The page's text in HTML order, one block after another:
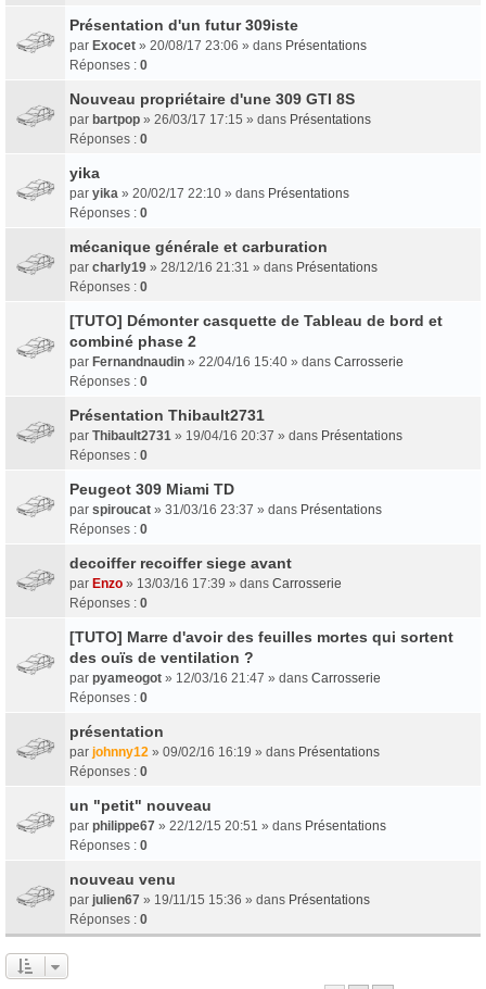
Présentation d'un futur 309iste
par Exocet » 20/08/17 23:06 » dans Présentations
Réponses : 0
Nouveau propriétaire d'une 309 GTI 8S
par bartpop » 26/03/17 17:15 » dans Présentations
Réponses : 0
yika
par yika » 20/02/17 22:10 » dans Présentations
Réponses : 0
mécanique générale et carburation
par charly19 » 28/12/16 21:31 » dans Présentations
Réponses : 0
[TUTO] Démonter casquette de Tableau de bord et
combiné phase 2
par Fernandnaudin » 22/04/16 15:40 » dans Carrosserie
Réponses : 0
Présentation Thibault2731
par Thibault2731 » 19/04/16 20:37 » dans Présentations
Réponses : 0
Peugeot 309 Miami TD
par spiroucat » 31/03/16 23:37 » dans Présentations
Réponses : 0
decoiffer recoiffer siege avant
par Enzo » 13/03/16 17:39 » dans Carrosserie
Réponses : 0
[TUTO] Marre d'avoir des feuilles mortes qui sortent
des ouïs de ventilation ?
par pyameogot » 12/03/16 21:47 » dans Carrosserie
Réponses : 0
présentation
par johnny12 » 09/02/16 16:19 » dans Présentations
Réponses : 0
un "petit" nouveau
par philippe67 » 22/12/15 20:51 » dans Présentations
Réponses : 0
nouveau venu
par julien67 » 19/11/15 15:36 » dans Présentations
Réponses : 0